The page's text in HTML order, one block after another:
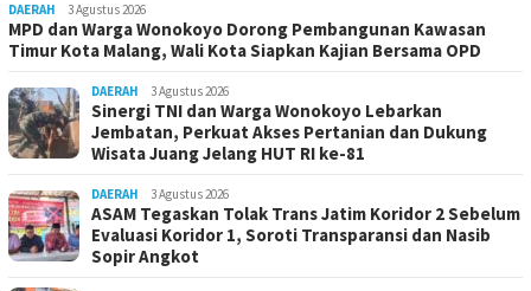
DAERAH 3 Agustus 2026
MPD dan Warga Wonokoyo Dorong Pembangunan Kawasan
Timur Kota Malang, Wali Kota Siapkan Kajian Bersama OPD
DAERAH 3 Agustus 2026
Sinergi TNI dan Warga Wonokoyo Lebarkan
Jembatan, Perkuat Akses Pertanian dan Dukung
Wisata Juang Jelang HUT RI ke-81
DAERAH 3 Agustus 2026
ASAM Tegaskan Tolak Trans Jatim Koridor 2 Sebelum
Evaluasi Koridor 1, Soroti Transparansi dan Nasib
Sopir Angkot